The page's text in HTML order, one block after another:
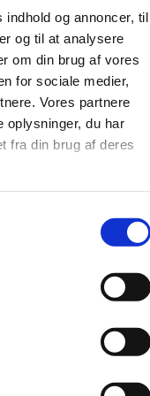
og annoncer, til
og til at analysere
om din brug af vores
for sociale medier,
Vores partnere
oplysninger, du har
fra din brug af deres
skabe en
derfor en
at kunne
et
link, hvor du skal
og